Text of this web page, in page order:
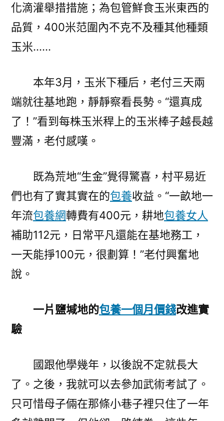
化滴灌舉措措施；為包管鮮食玉米東西的
品質，400米范圍內不克不及種其他種類
玉米……
本年3月，玉米下種后，老付三天兩
端就往基地跑，靜靜察看長勢。“還真成
了！”看到每株玉米稈上的玉米棒子越長越
豐滿，老付感嘆。
既為荒地“生金”覺得驚喜，村平易近
們也有了實其實在的包養收益。“一畝地一
年流包養網轉費有400元，耕地包養女人
補助112元，日常平凡還能在基地務工，
一天能掙100元，很劃算！”老付興奮地
說。
一片鹽堿地的包養一個月價錢改進實
驗
國跟他學幾年，以後說不定就長大
了。之後，我就可以去參加武術考試了。
只可惜母子倆在那條小巷子裡只住了一年